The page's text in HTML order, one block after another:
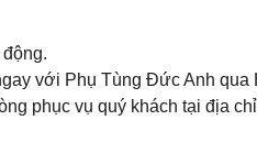
với Phụ Tùng Đức Anh qua
phục vụ quý khách tại địa